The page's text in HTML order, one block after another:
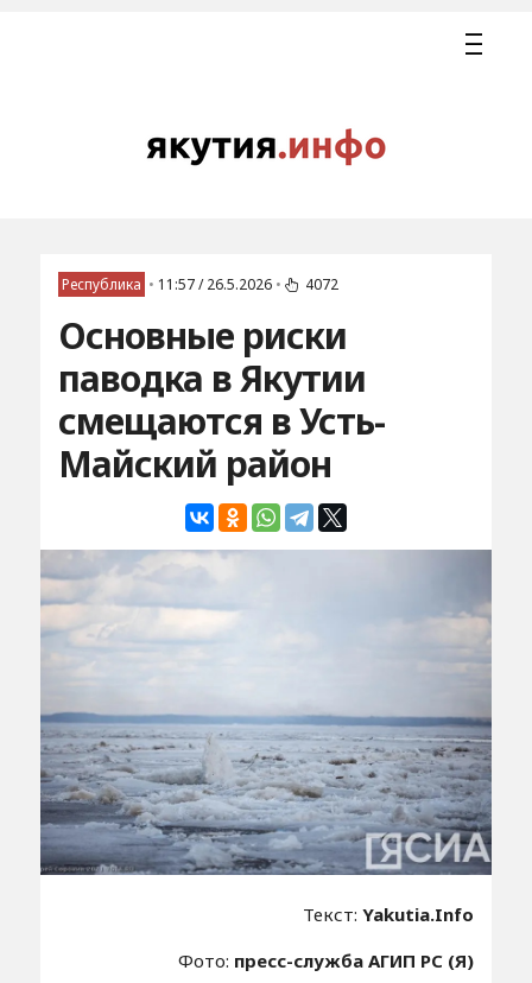
Республика • 11:57 / 26.5.2026 • 4072
Основные риски
паводка в Якутии
смещаются в Усть-
Майский район
Текст:Yakutia.Info
Фото: пресс-служба АГИП РС (Я)